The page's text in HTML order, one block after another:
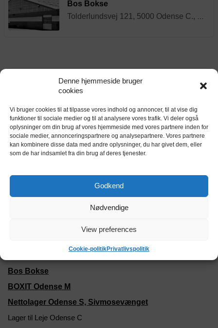
Denne hjemmeside bruger
cookies
Vi bruger cookies til at tilpasse vores indhold og annoncer, til at vise dig
funktioner til sociale medier og til at analysere vores trafik. Vi deler også
oplysninger om din brug af vores hjemmeside med vores partnere inden for
sociale medier, annonceringspartnere og analysepartnere. Vores partnere
kan kombinere disse data med andre oplysninger, du har givet dem, eller
som de har indsamlet fra din brug af deres tjenester.
Godkend
Nødvendige
View preferences
Cookie-politikPrivatlivspolitik
Bos Bokse
Priser på depotrum i Odense NV
Størrelse
100 256 310
310 601 980
Der er i alt 8 udbydere af depotrum i og
omkring Odense NV:
Bos Bokse
BOXIT Odense M
Nettolager Odense S, Sivmosevænget
Lager til Leje Odense C